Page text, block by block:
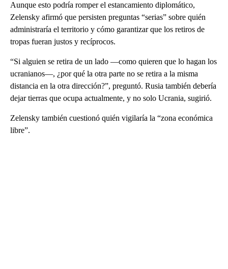
Aunque esto podría romper el estancamiento diplomático,
Zelensky afirmó que persisten preguntas “serias” sobre quién
administraría el territorio y cómo garantizar que los retiros de
tropas fueran justos y recíprocos.
“Si alguien se retira de un lado —como quieren que lo hagan los
ucranianos—, ¿por qué la otra parte no se retira a la misma
distancia en la otra dirección?”, preguntó. Rusia también debería
dejar tierras que ocupa actualmente, y no solo Ucrania, sugirió.
Zelensky también cuestionó quién vigilaría la “zona económica
libre”.